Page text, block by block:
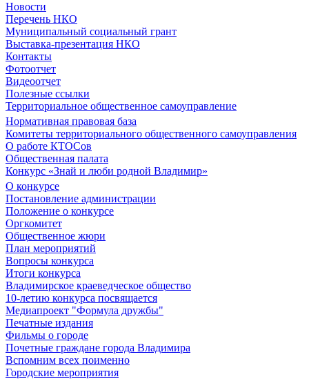
Новости
Перечень НКО
Муниципальный социальный грант
Выставка-презентация НКО
Контакты
Фотоотчет
Видеоотчет
Полезные ссылки
Территориальное общественное самоуправление
Нормативная правовая база
Комитеты территориального общественного самоуправления
О работе КТОСов
Общественная палата
Конкурс «Знай и люби родной Владимир»
О конкурсе
Постановление администрации
Положение о конкурсе
Оргкомитет
Общественное жюри
План мероприятий
Вопросы конкурса
Итоги конкурса
Владимирское краеведческое общество
10-летию конкурса посвящается
Медиапроект "Формула дружбы"
Печатные издания
Фильмы о городе
Почетные граждане города Владимира
Вспомним всех поименно
Городские мероприятия